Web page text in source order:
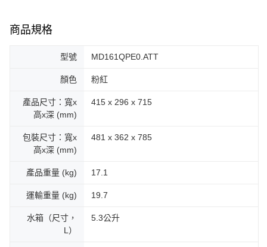
商品規格
型號 MD161QPE0.ATT
顏色 粉紅
產品尺寸：寬x
高x深 (mm)
415 x 296 x 715
包裝尺寸：寬x
高x深 (mm)
481 x 362 x 785
產品重量 (kg) 17.1
運輸重量 (kg) 19.7
水箱（尺寸，
L）
5.3公升